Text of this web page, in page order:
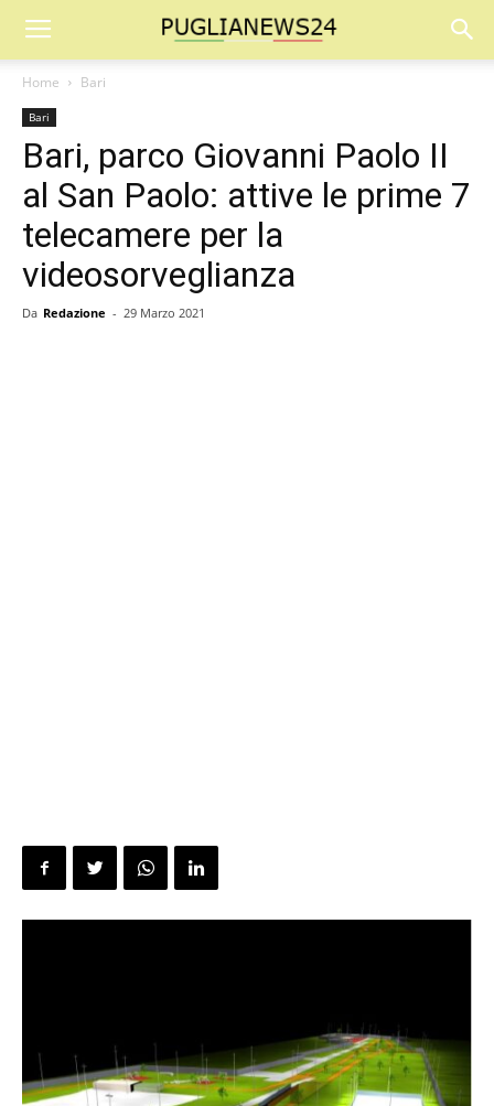
Home Bari
Bari
Bari, parco Giovanni Paolo II
al San Paolo: attive le prime 7
telecamere per la
videosorveglianza
Da Redazione - 29 Marzo 2021